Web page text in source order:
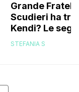
Grande
Scudieri ha
Kendi? Le
replica dell’ex
STEFANIA S